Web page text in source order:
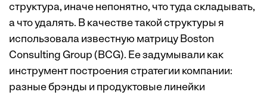
структура, иначе непонятно, что туда складывать,
а что удалять. В качестве такой структуры я
использовала известную матрицу Boston
Consulting Group (BCG). Ее задумывали как
инструмент построения стратегии компании:
разные брэнды и продуктовые линейки